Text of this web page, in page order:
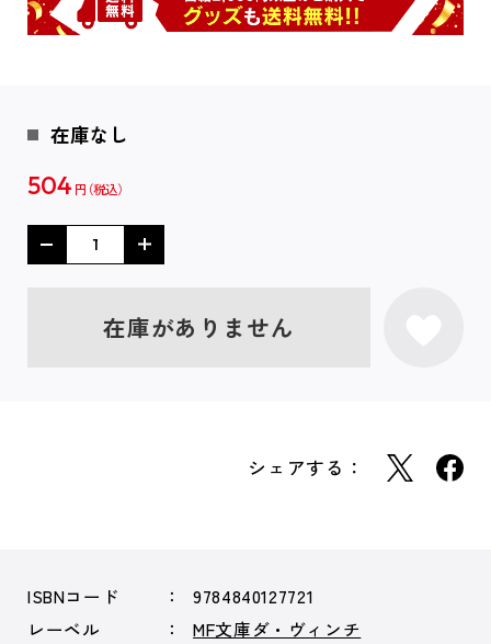
在庫なし
504 円
在庫がありません
シェアする：
ISBNコード
9784840127721
レーベル
MF文庫ダ・ヴィンチ